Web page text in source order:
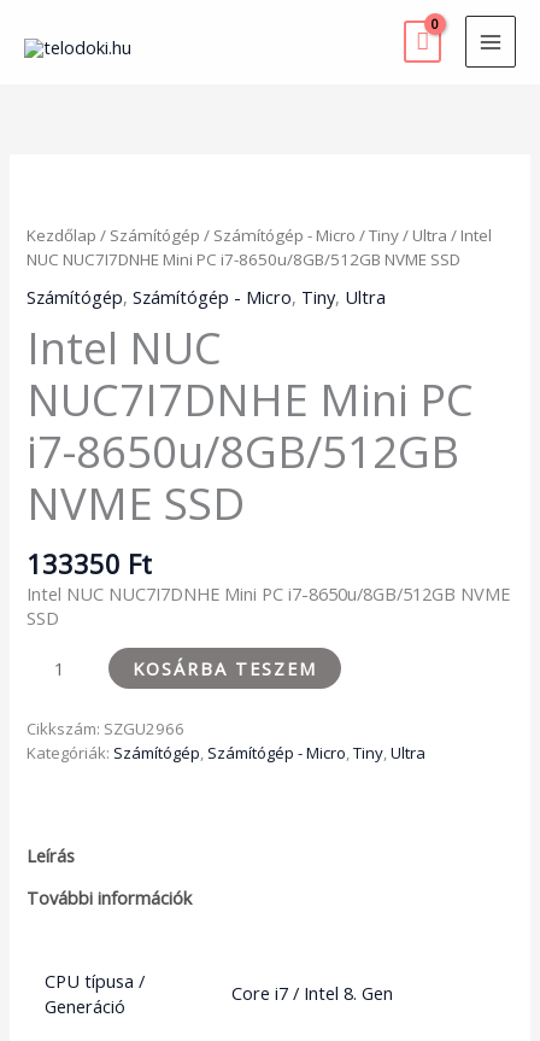
content
Kezdőlap / Számítógép / Számítógép - Micro /Tiny/ Ultra / Intel
NUC NUC7I7DNHE Mini PC i7-8650u/8GB/512GB NVME SSD
Számítógép,Számítógép - Micro, Tiny, Ultra
Intel NUC
NUC7I7DNHE Mini PC
i7-8650u/8GB/512GB
NVME SSD
133350 Ft
Intel NUC NUC7I7DNHE Mini PC i7-8650u/8GB/512GB NVME
SSD
NUC7I7DNHE
Mini
PC
i7-
NVME
SSD
mennyiség
KOSÁRBA TESZEM
Cikkszám: SZGU2966
Kategóriák: Számítógép, Számítógép - Micro,Tiny,Ultra
Leírás
További információk
CPU típusa /
Generáció
Core i7 / Intel 8. Gen